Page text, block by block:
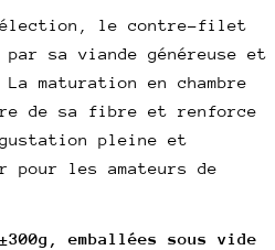
le contre-filet
sa viande généreuse et
maturation en chambre
de sa fibre et renforce
pleine et
pour les amateurs de
emballées sous vide
Kopie